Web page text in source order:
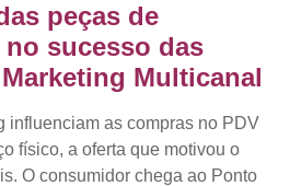
peças de
sucesso das
Multicanal
influenciam as compras no PDV
físico, a oferta que motivou o
O consumidor chega ao Ponto